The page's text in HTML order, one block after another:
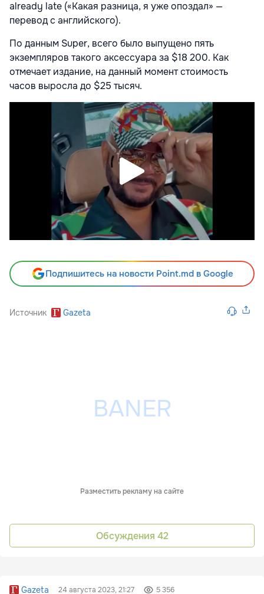
already late («Какая разница, я уже опоздал» —
перевод с английского).
По данным Super, всего было выпущено пять
экземпляров такого аксессуара за $18 200. Как
отмечает издание, на данный момент стоимость
часов выросла до $25 тысяч.
Подпишитесь на новости Point.md в Google
Источник Gazeta
Разместить рекламу на сайте
Обсуждения 42
Gazeta 24 августа 2023, 21:27 5 356